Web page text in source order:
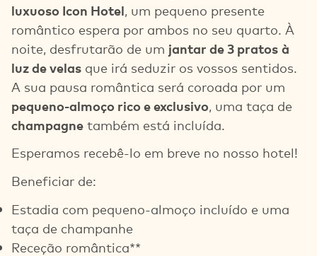
luxuoso Icon Hotel, um pequeno presente
romântico espera por ambos no seu quarto. À
noite, desfrutarão de um jantar de 3 pratos à
luz de velas que irá seduzir os vossos sentidos.
A sua pausa romântica será coroada por um
pequeno-almoço rico e exclusivo, uma taça de
champagne também está incluída.
Esperamos recebê-lo em breve no nosso hotel!
Beneficiar de:
Estadia com pequeno-almoço incluído e uma
taça de champanhe
Receção romântica**